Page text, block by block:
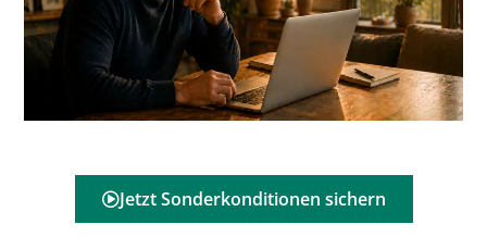
Jetzt Sonderkonditionen sichern